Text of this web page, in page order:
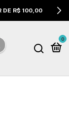
DE R$ 100,00
0